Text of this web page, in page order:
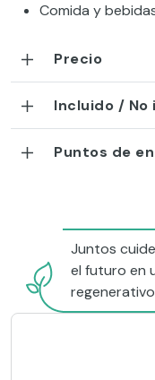
Comida y
Precio
Incluido / No
Puntos de
Juntos
el futuro en